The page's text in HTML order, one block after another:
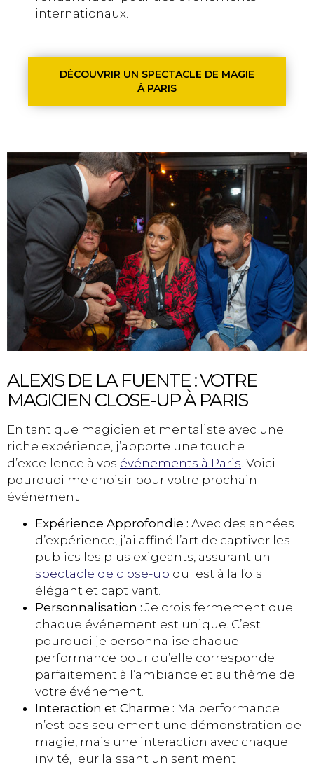
internationaux.
DÉCOUVRIR UN SPECTACLE DE MAGIE
À PARIS
ALEXIS DE LA FUENTE : VOTRE
MAGICIEN CLOSE-UP À PARIS
En tant que magicien et mentaliste avec une
riche expérience, j’apporte une touche
d’excellence à vos événements à Paris . Voici
pourquoi me choisir pour votre prochain
événement :
Expérience Approfondie : Avec des années
d’expérience, j’ai affiné l’art de captiver les
publics les plus exigeants, assurant un
spectacle de close-up qui est à la fois
élégant et captivant.
Personnalisation : Je crois fermement que
chaque événement est unique. C’est
pourquoi je personnalise chaque
performance pour qu’elle corresponde
parfaitement à l’ambiance et au thème de
votre événement.
Interaction et Charme : Ma performance
n’est pas seulement une démonstration de
magie, mais une interaction avec chaque
invité, leur laissant un sentiment